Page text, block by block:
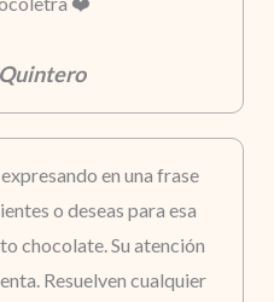
en una frase
o deseas para esa
chocolate. Su atención
Resuelven cualquier